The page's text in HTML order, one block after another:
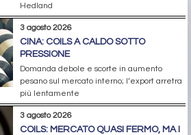
Hedland
3 agosto 2026
CINA: COILS A CALDO SOTTO
PRESSIONE
Domanda debole e scorte in aumento
pesano sul mercato interno; l’export arretra
più lentamente
3 agosto 2026
COILS: MERCATO QUASI FERMO, MA I